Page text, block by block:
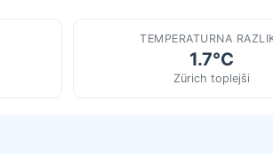
TEMPERATURNA
1.7°C
Zürich toplejši